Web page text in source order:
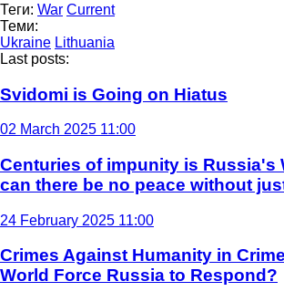
Теги: War Current
Теми:
Ukraine Lithuania
Last posts:
Svidomi is Going on Hiatus
02 March 2025 11:00
Centuries of impunity is Russia's
can there be no peace without
24 February 2025 11:00
Crimes Against Humanity in
World Force Russia to Respond?